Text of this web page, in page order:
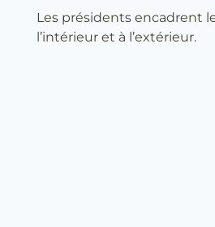
Les présidents encadrent
l’intérieur et à l’extérieur.